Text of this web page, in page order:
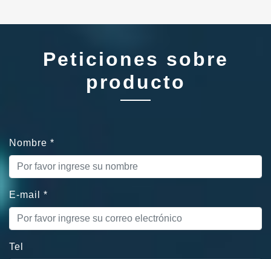
Peticiones sobre
producto
Nombre *
E-mail *
Tel